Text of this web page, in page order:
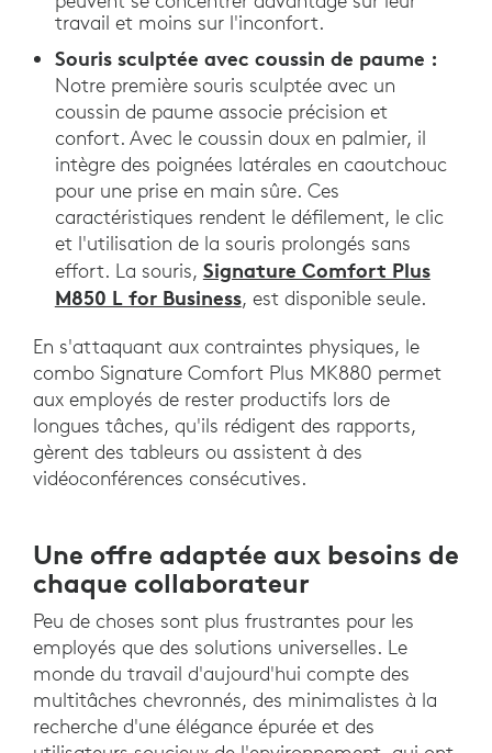
travail et moins sur l'inconfort.
Souris sculptée avec coussin de paume :
Notre première souris sculptée avec un
coussin de paume associe précision et
confort. Avec le coussin doux en palmier, il
intègre des poignées latérales en caoutchouc
pour une prise en main sûre. Ces
caractéristiques rendent le défilement, le clic
et l'utilisation de la souris prolongés sans
effort. La souris, Signature Comfort Plus
M850 L for Business, est disponible seule.
En s'attaquant aux contraintes physiques, le
combo Signature Comfort Plus MK880 permet
aux employés de rester productifs lors de
longues tâches, qu'ils rédigent des rapports,
gèrent des tableurs ou assistent à des
vidéoconférences consécutives.
Une offre adaptée aux besoins de
chaque collaborateur
Peu de choses sont plus frustrantes pour les
employés que des solutions universelles. Le
monde du travail d'aujourd'hui compte des
multitâches chevronnés, des minimalistes à la
recherche d'une élégance épurée et des